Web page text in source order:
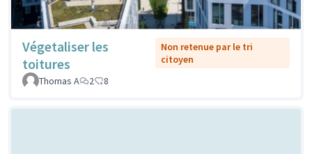
Végetaliser les
toitures
Non retenue par le tri
citoyen
Thomas A
2 8